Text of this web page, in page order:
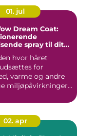
01. jul
Dream Coat:
spray til dit
hvor håret
for
varme og andre
miljøpåvirkninger,
02. apr